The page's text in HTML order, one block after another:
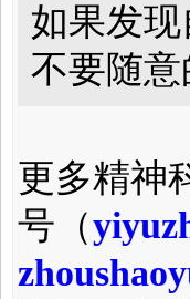
如果发现
不要随意
更多精神
号（